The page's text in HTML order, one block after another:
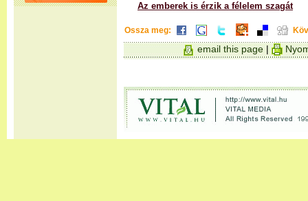
Az emberek is érzik a félelem szagát
Ossza meg:
email this page |